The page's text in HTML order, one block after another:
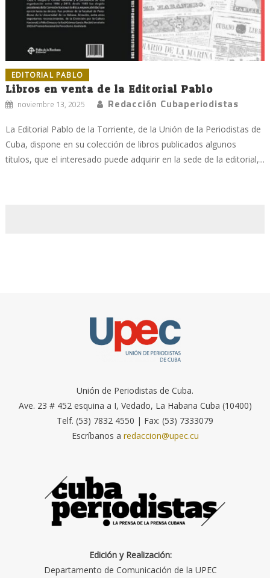
EDITORIAL PABLO
Libros en venta de la Editorial Pablo
noviembre 13, 2025 Redacción Cubaperiodistas
La Editorial Pablo de la Torriente, de la Unión de la Periodistas de
Cuba, dispone en su colección de libros publicados algunos
títulos, que el interesado puede adquirir en la sede de la editorial,...
Unión de Periodistas de Cuba.
Ave. 23 # 452 esquina a I, Vedado, La Habana Cuba (10400)
Telf. (53) 7832 4550 | Fax: (53) 7333079
Escríbanos a redaccion@upec.cu
Edición y Realización:
Departamento de Comunicación de la UPEC